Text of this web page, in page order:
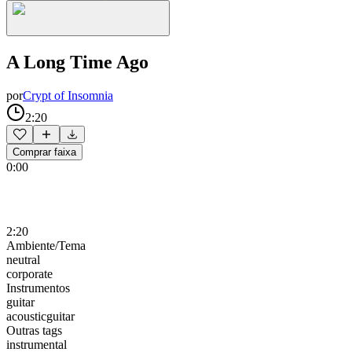
A Long Time Ago
porCrypt of Insomnia
2:20
Comprar faixa
0:00
2:20
Ambiente/Tema
neutral
corporate
Instrumentos
guitar
acousticguitar
Outras tags
instrumental